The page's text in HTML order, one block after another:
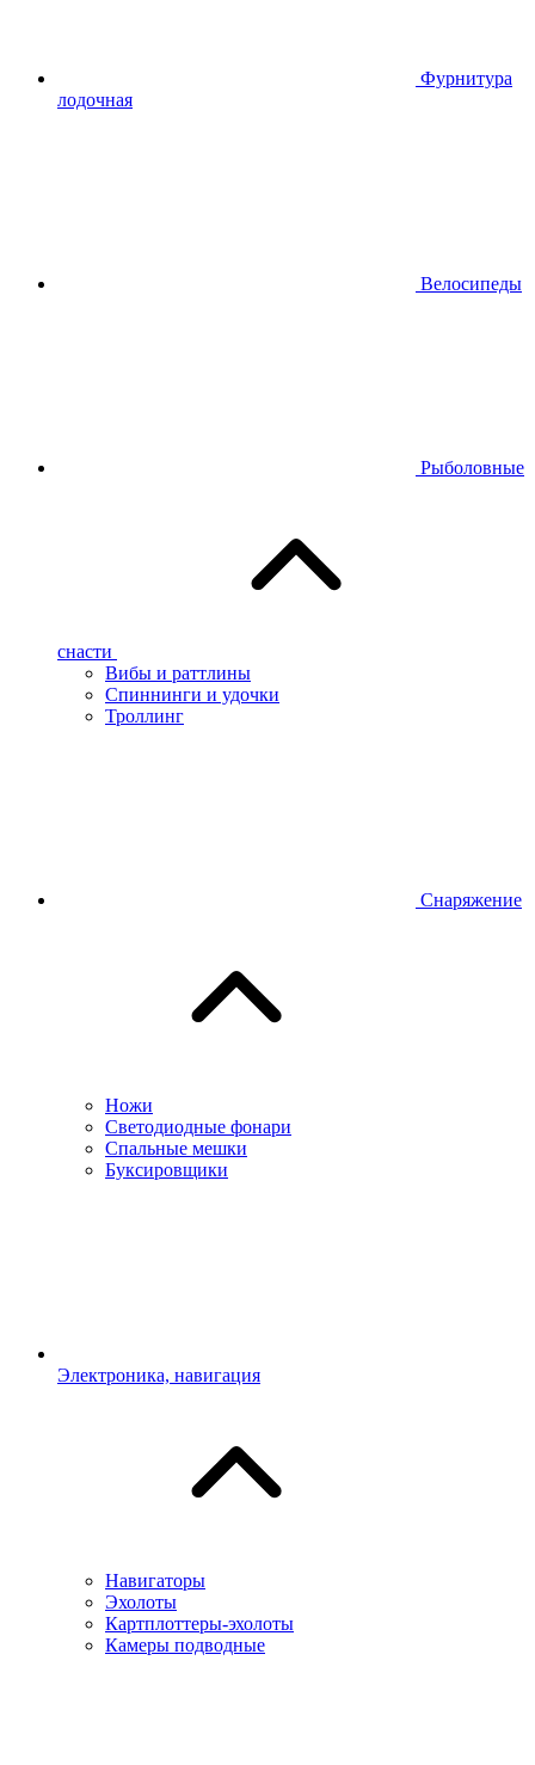
Фурнитура
лодочная
Велосипеды
Рыболовные
снасти
Вибы и раттлины
Спиннинги и удочки
Троллинг
Снаряжение
Ножи
Светодиодные фонари
Спальные мешки
Буксировщики
Электроника, навигация
Навигаторы
Эхолоты
Картплоттеры-эхолоты
Камеры подводные